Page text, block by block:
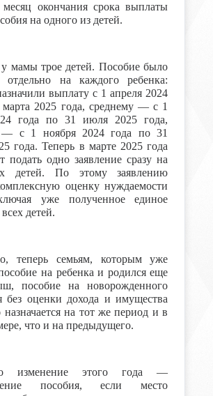
месяц окончания срока выплаты
на одного из детей.
мамы трое детей. Пособие было
отдельно на каждого ребенка:
выплату с 1 апреля 2024
2025 года, среднему — с 1
года по 31 июля 2025 года,
с 1 ноября 2024 года по 31
года. Теперь в марте 2025 года
подать одно заявление сразу на
детей. По этому заявлению
оценку нуждаемости
уже полученное единое
детей.
теперь семьям, которым уже
на ребенка и родился еще
пособие на новорожденного
без оценки дохода и имущества
на тот же период и в
что и на предыдущего.
изменение этого года —
пособия, если место